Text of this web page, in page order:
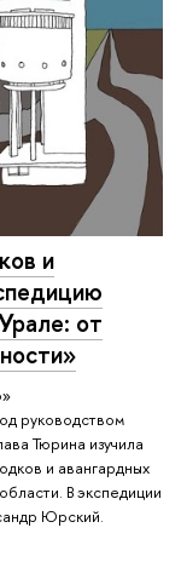
и
от
руководством
Тюрина изучила
и авангардных
В экспедиции
Юрский.